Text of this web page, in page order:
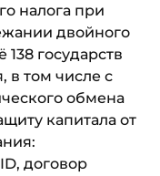
налога при
двойного
государств
в том числе с
обмена
капитала от
договор